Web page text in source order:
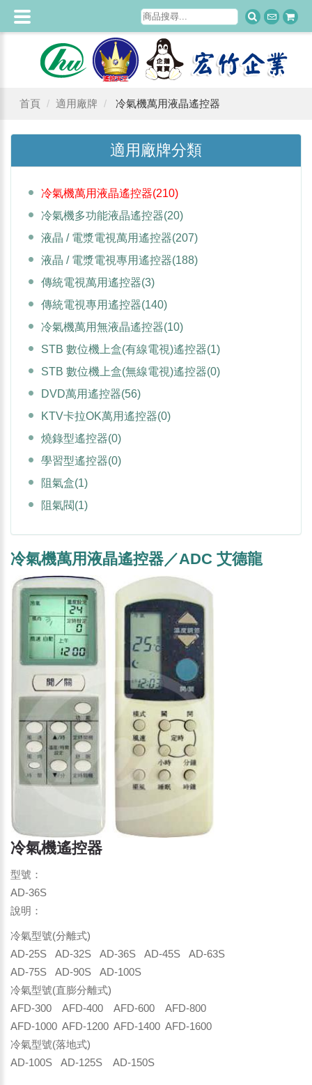
首頁 適用廠牌 冷氣機萬用液晶遙控器
適用廠牌分類
冷氣機萬用液晶遙控器(210)
冷氣機多功能液晶遙控器(20)
液晶 / 電漿電視萬用遙控器(207)
液晶 / 電漿電視專用遙控器(188)
傳統電視萬用遙控器(3)
傳統電視專用遙控器(140)
冷氣機萬用無液晶遙控器(10)
STB 數位機上盒(有線電視)遙控器(1)
STB 數位機上盒(無線電視)遙控器(0)
DVD萬用遙控器(56)
KTV卡拉OK萬用遙控器(0)
燒錄型遙控器(0)
學習型遙控器(0)
阻氣盒(1)
阻氣閥(1)
冷氣機萬用液晶遙控器／ADC 艾德龍
冷氣機遙控器
型號：
AD-36S
說明：
冷氣型號(分離式)
AD-25S AD-32S AD-36S AD-45S AD-63S
AD-75S AD-90S AD-100S
冷氣型號(直膨分離式)
AFD-300 AFD-400 AFD-600 AFD-800
AFD-1000 AFD-1200 AFD-1400 AFD-1600
冷氣型號(落地式)
AD-100S AD-125S AD-150S